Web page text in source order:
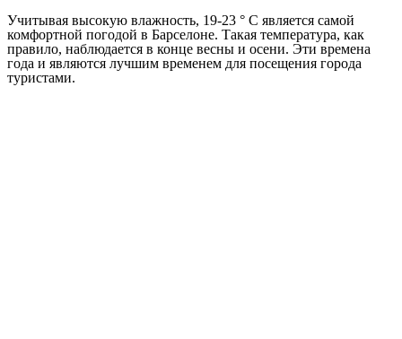
Учитывая высокую влажность, 19-23 ° C является самой
комфортной погодой в Барселоне. Такая температура, как
правило, наблюдается в конце весны и осени. Эти времена
года и являются лучшим временем для посещения города
туристами.